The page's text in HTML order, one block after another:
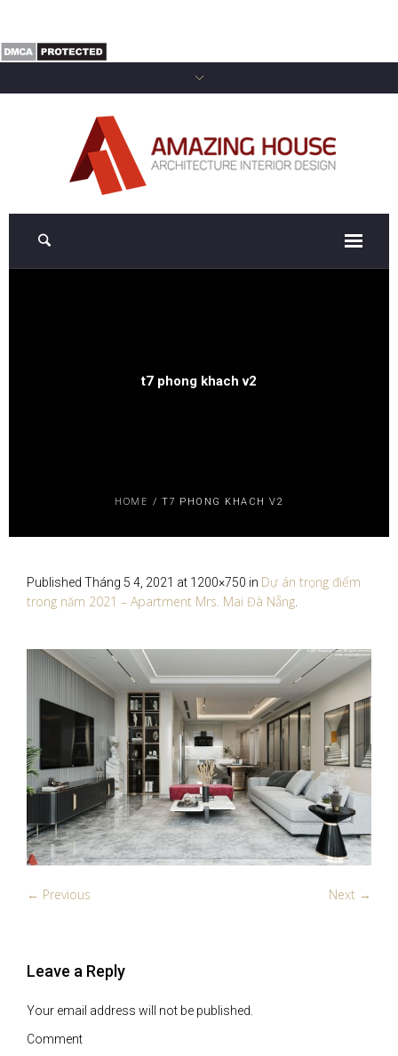
t7 phong khach v2
HOME / T7 PHONG KHACH V2
Published Tháng 5 4, 2021 at 1200×750 in Dự án trọng điểm
trong năm 2021 – Apartment Mrs. Mai Đà Nẵng.
← Previous Next →
Leave a Reply
Your email address will not be published.
Comment